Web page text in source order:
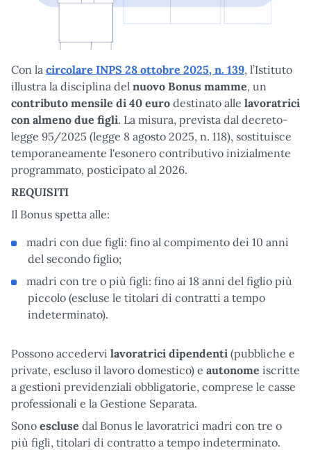
Con la circolare INPS 28 ottobre 2025, n. 139, l’Istituto
illustra la disciplina del nuovo Bonus mamme, un
contributo mensile di 40 euro destinato alle lavoratrici
con almeno due figli. La misura, prevista dal decreto-
legge 95/2025 (legge 8 agosto 2025, n. 118), sostituisce
temporaneamente l'esonero contributivo inizialmente
programmato, posticipato al 2026.
REQUISITI
Il Bonus spetta alle:
madri con due figli: fino al compimento dei 10 anni
del secondo figlio;
madri con tre o più figli: fino ai 18 anni del figlio più
piccolo (escluse le titolari di contratti a tempo
indeterminato).
Possono accedervi lavoratrici dipendenti (pubbliche e
private, escluso il lavoro domestico) e autonome iscritte
a gestioni previdenziali obbligatorie, comprese le casse
professionali e la Gestione Separata.
Sono escluse dal Bonus le lavoratrici madri con tre o
più figli, titolari di contratto a tempo indeterminato.